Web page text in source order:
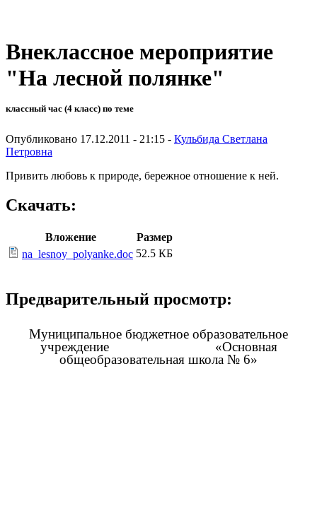
Внеклассное мероприятие
"На лесной полянке"
классный час (4 класс) по теме
Опубликовано 17.12.2011 - 21:15 - Кульбида Светлана
Петровна
Привить любовь к природе, бережное отношение к ней.
Скачать:
Вложение
Размер
na_lesnoy_polyanke.doc 52.5 КБ
Предварительный просмотр:
Муниципальное бюджетное образовательное
учреждение «Основная
общеобразовательная школа № 6»